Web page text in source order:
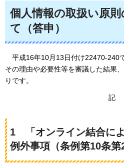
個人情報の取扱い原
て（答申）
平成16年10月13日付け22470-240
その理由や必要性等を審議した結果
りです。
記
1 「オンライン結合に
例外事項（条例第10条